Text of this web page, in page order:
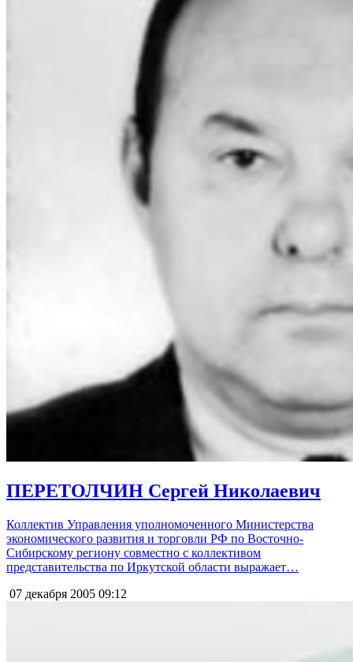
ПЕРЕТОЛЧИН Сергей Николаевич
Коллектив Управления уполномоченного Министерства
экономического развития и торговли РФ по Восточно-
Сибирскому региону совместно с коллективом
представительства по Иркутской области выражает…
07 декабря 2005 09:12